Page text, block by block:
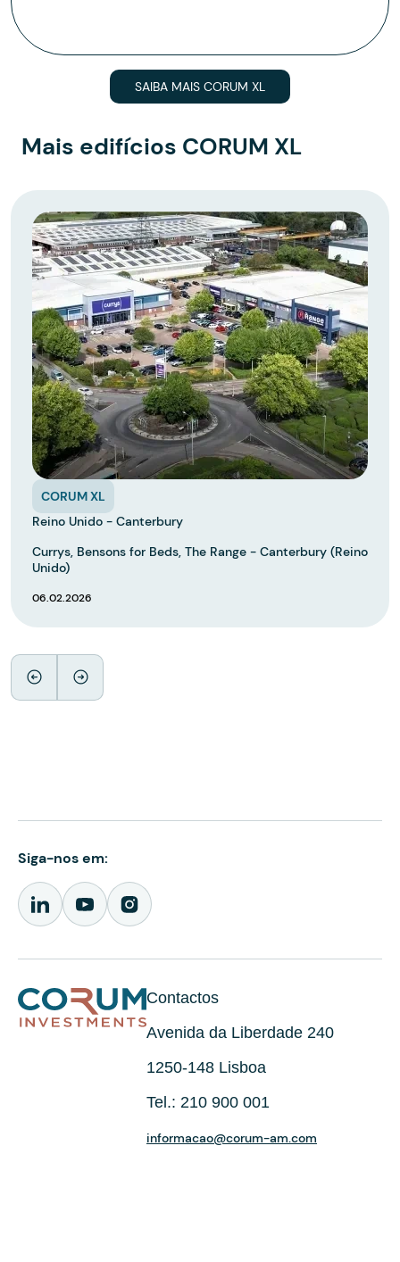
SAIBA MAIS CORUM XL
Mais edifícios CORUM XL
CORUM XL
Reino Unido - Canterbury
Currys, Bensons for Beds, The Range - Canterbury (Reino
Unido)
06.02.2026
Siga-nos em:
Contactos
Avenida da Liberdade 240
1250-148 Lisboa
Tel.: 210 900 001
informacao@corum-am.com